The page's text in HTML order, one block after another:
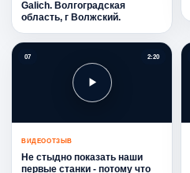
Galich. Волгоградская
область, г Волжский.
07 2:20
ВИДЕООТЗЫВ
Не стыдно показать наши
первые станки - потому что